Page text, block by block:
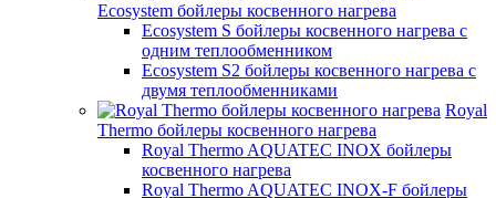
Ecosystem бойлеры косвенного нагрева
Ecosystem S бойлеры косвенного нагрева с
одним теплообменником
Ecosystem S2 бойлеры косвенного нагрева с
двумя теплообменниками
Royal
Thermo бойлеры косвенного нагрева
Royal Thermo AQUATEC INOX бойлеры
косвенного нагрева
Royal Thermo AQUATEC INOX-F бойлеры